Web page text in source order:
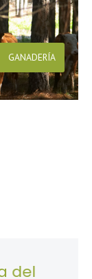
GANADERÍA